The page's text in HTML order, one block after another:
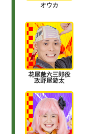
オウカ
花屋敷六三郎役
政野屋遊太